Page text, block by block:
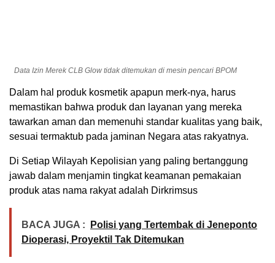
Data Izin Merek CLB Glow tidak ditemukan di mesin pencari BPOM
Dalam hal produk kosmetik apapun merk-nya, harus
memastikan bahwa produk dan layanan yang mereka
tawarkan aman dan memenuhi standar kualitas yang baik,
sesuai termaktub pada jaminan Negara atas rakyatnya.
Di Setiap Wilayah Kepolisian yang paling bertanggung
jawab dalam menjamin tingkat keamanan pemakaian
produk atas nama rakyat adalah Dirkrimsus
BACA JUGA :
Polisi yang Tertembak di Jeneponto
Dioperasi, Proyektil Tak Ditemukan